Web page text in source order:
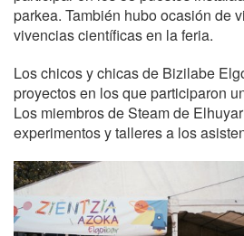
parkea. También hubo ocasión de
vivencias científicas en la feria.
Los chicos y chicas de Bizilabe
proyectos en los que participaron
Los miembros de Steam de
experimentos y talleres a los